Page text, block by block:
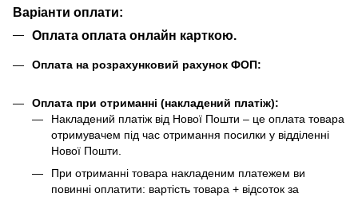
Варіанти оплати:
Оплата оплата онлайн карткою.
Оплата на розрахунковий рахунок ФОП:
Оплата при отриманні (накладений платіж):
Накладений платіж від Нової Пошти – це оплата товара
отримувачем під час отримання посилки у відділенні
Нової Пошти.
При отриманні товара накладеним платежем ви
повинні оплатити: вартість товара + відсоток за